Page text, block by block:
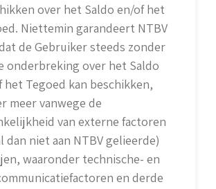
over het Saldo en/of het
Niettemin garandeert NTBV
de Gebruiker steeds zonder
onderbreking over het Saldo
het Tegoed kan beschikken,
meer vanwege de
van externe factoren
dan niet aan NTBV gelieerde)
waaronder technische- en
en derde